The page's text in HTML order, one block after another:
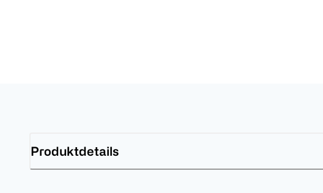
Produktdetails